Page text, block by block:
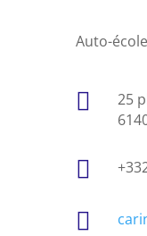
Auto-

25

